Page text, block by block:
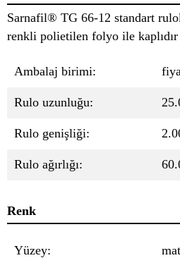
Sarnafil® TG 66-12 standart
renkli polietilen folyo ile kaplıdır
Ambalaj birimi:
Rulo uzunluğu:
Rulo genişliği:
Rulo ağırlığı:
Renk
Yüzey: mat